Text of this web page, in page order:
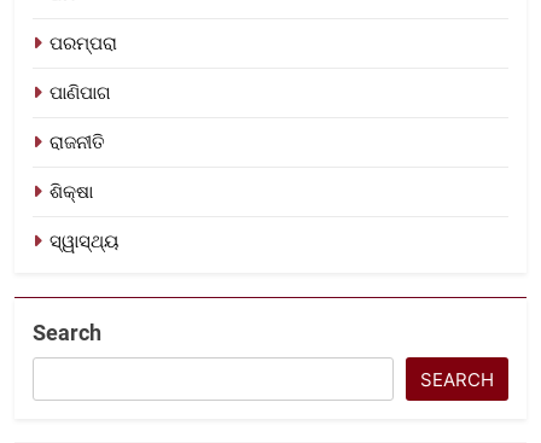
ପରମ୍ପରା
ପାଣିପାଗ
ରାଜନୀତି
ଶିକ୍ଷା
ସ୍ୱାସ୍ଥ୍ୟ
Search
SEARCH